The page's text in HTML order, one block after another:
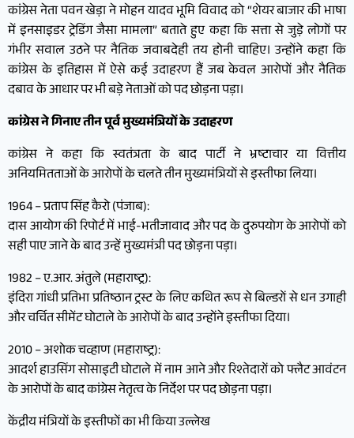
कांग्रेस नेता पवन खेड़ा ने मोहन यादव भूमि विवाद को “शेयर बाजार की भाषा
में इनसाइडर ट्रेडिंग जैसा मामला” बताते हुए कहा कि सत्ता से जुड़े लोगों पर
गंभीर सवाल उठने पर नैतिक जवाबदेही तय होनी चाहिए। उन्होंने कहा कि
कांग्रेस के इतिहास में ऐसे कई उदाहरण हैं जब केवल आरोपों और नैतिक
दबाव के आधार पर भी बड़े नेताओं को पद छोड़ना पड़ा।
कांग्रेस ने गिनाए तीन पूर्व मुख्यमंत्रियों के उदाहरण
कांग्रेस ने कहा कि स्वतंत्रता के बाद पार्टी ने भ्रष्टाचार या वित्तीय
अनियमितताओं के आरोपों के चलते तीन मुख्यमंत्रियों से इस्तीफा लिया।
1964 – प्रताप सिंह कैरो (पंजाब):
दास आयोग की रिपोर्ट में भाई-भतीजावाद और पद के दुरुपयोग के आरोपों को
सही पाए जाने के बाद उन्हें मुख्यमंत्री पद छोड़ना पड़ा।
1982 – ए.आर. अंतुले (महाराष्ट्र):
इंदिरा गांधी प्रतिभा प्रतिष्ठान ट्रस्ट के लिए कथित रूप से बिल्डरों से धन उगाही
और चर्चित सीमेंट घोटाले के आरोपों के बाद उन्होंने इस्तीफा दिया।
2010 – अशोक चव्हाण (महाराष्ट्र):
आदर्श हाउसिंग सोसाइटी घोटाले में नाम आने और रिश्तेदारों को फ्लैट आवंटन
के आरोपों के बाद कांग्रेस नेतृत्व के निर्देश पर पद छोड़ना पड़ा।
केंद्रीय मंत्रियों के इस्तीफों का भी किया उल्लेख